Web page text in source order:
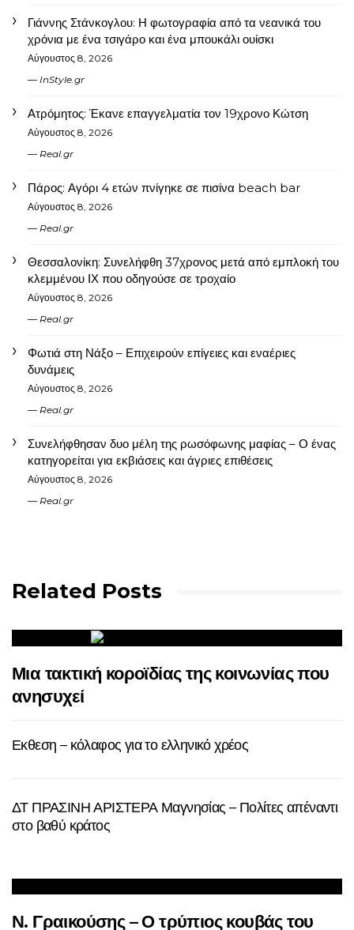
Γιάννης Στάνκογλου: Η φωτογραφία από τα νεανικά του
χρόνια με ένα τσιγάρο και ένα μπουκάλι ουίσκι
Αύγουστος 8, 2026
InStyle.gr
Ατρόμητος: Έκανε επαγγελματία τον 19χρονο Κώτση
Αύγουστος 8, 2026
Real.gr
Πάρος: Αγόρι 4 ετών πνίγηκε σε πισίνα beach bar
Αύγουστος 8, 2026
Real.gr
Θεσσαλονίκη: Συνελήφθη 37χρονος μετά από εμπλοκή του
κλεμμένου ΙΧ που οδηγούσε σε τροχαίο
Αύγουστος 8, 2026
Real.gr
Φωτιά στη Νάξο – Επιχειρούν επίγειες και εναέριες
δυνάμεις
Αύγουστος 8, 2026
Real.gr
Συνελήφθησαν δυο μέλη της ρωσόφωνης μαφίας – Ο ένας
κατηγορείται για εκβιάσεις και άγριες επιθέσεις
Αύγουστος 8, 2026
Real.gr
Related Posts
Μια τακτική κοροϊδίας της κοινωνίας που
ανησυχεί
Εκθεση – κόλαφος για το ελληνικό χρέος
ΔΤ ΠΡΑΣΙΝΗ ΑΡΙΣΤΕΡΑ Μαγνησίας – Πολίτες απέναντι
στο βαθύ κράτος
Ν. Γραικούσης – Ο τρύπιος κουβάς του